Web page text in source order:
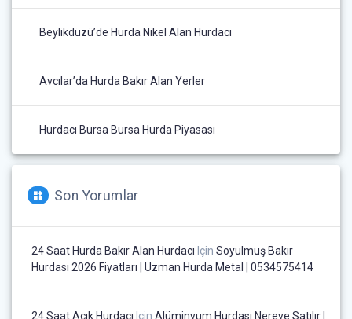
Beylikdüzü’de Hurda Nikel Alan Hurdacı
Avcılar’da Hurda Bakır Alan Yerler
Hurdacı Bursa Bursa Hurda Piyasası
Son Yorumlar
24 Saat Hurda Bakır Alan Hurdacı Için Soyulmuş Bakır
Hurdası 2026 Fiyatları | Uzman Hurda Metal | 0534575414
24 Saat Açık Hurdacı Için Alüminyum Hurdası Nereye Satılır |